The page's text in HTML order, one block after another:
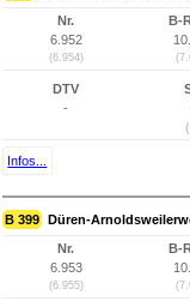
Nr.
6.952
(6.954)
B-
DTV
-
Infos...
B 399 Düren-
Nr.
6.953
(6.955)
B-